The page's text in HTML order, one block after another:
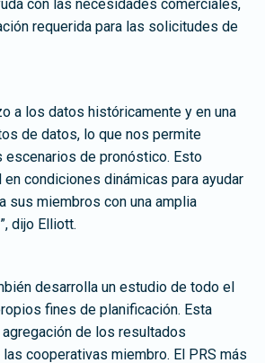
con las necesidades comerciales,
requerida para las solicitudes de
a los datos históricamente y en una
de datos, lo que nos permite
escenarios de pronóstico. Esto
condiciones dinámicas para ayudar
sus miembros con una amplia
dijo Elliott.
desarrolla un estudio de todo el
fines de planificación. Esta
de los resultados
cooperativas miembro. El PRS más